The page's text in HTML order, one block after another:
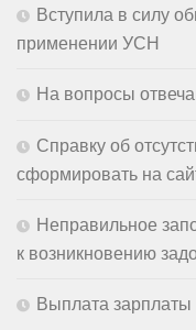
Вступила в силу
применении УСН
На вопросы
Справку об
сформировать на
Неправильное
к возникновению
Выплата